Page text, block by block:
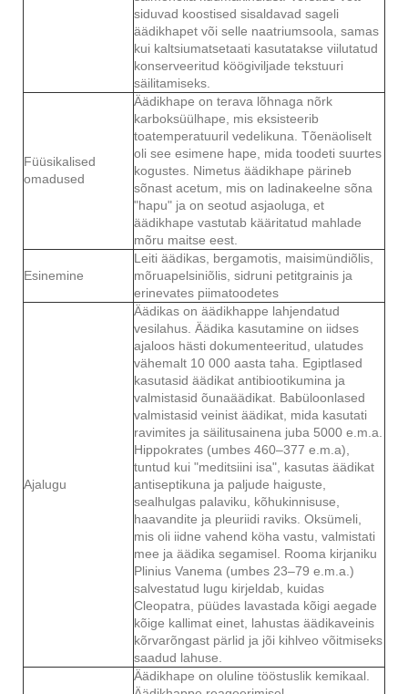
siduvad koostised sisaldavad sageli
äädikhapet või selle naatriumsoola, samas
kui kaltsiumatsetaati kasutatakse viilutatud
konserveeritud köögiviljade tekstuuri
säilitamiseks.
Füüsikalised
omadused
Äädikhape on terava lõhnaga nõrk
karboksüülhape, mis eksisteerib
toatemperatuuril vedelikuna. Tõenäoliselt
oli see esimene hape, mida toodeti suurtes
kogustes. Nimetus äädikhape pärineb
sõnast acetum, mis on ladinakeelne sõna
"hapu" ja on seotud asjaoluga, et
äädikhape vastutab kääritatud mahlade
mõru maitse eest.
Esinemine
Leiti äädikas, bergamotis, maisimündiõlis,
mõruapelsiniõlis, sidruni petitgrainis ja
erinevates piimatoodetes
Ajalugu
Äädikas on äädikhappe lahjendatud
vesilahus. Äädika kasutamine on iidses
ajaloos hästi dokumenteeritud, ulatudes
vähemalt 10 000 aasta taha. Egiptlased
kasutasid äädikat antibiootikumina ja
valmistasid õunaäädikat. Babüloonlased
valmistasid veinist äädikat, mida kasutati
ravimites ja säilitusainena juba 5000 e.m.a.
Hippokrates (umbes 460–377 e.m.a),
tuntud kui "meditsiini isa", kasutas äädikat
antiseptikuna ja paljude haiguste,
sealhulgas palaviku, kõhukinnisuse,
haavandite ja pleuriidi raviks. Oksümeli,
mis oli iidne vahend köha vastu, valmistati
mee ja äädika segamisel. Rooma kirjaniku
Plinius Vanema (umbes 23–79 e.m.a.)
salvestatud lugu kirjeldab, kuidas
Cleopatra, püüdes lavastada kõigi aegade
kõige kallimat einet, lahustas äädikaveinis
kõrvarõngast pärlid ja jõi kihlveo võitmiseks
saadud lahuse.
Äädikhape on oluline tööstuslik kemikaal.